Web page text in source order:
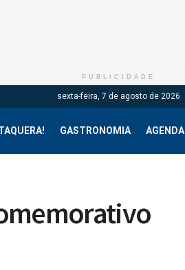
PUBLICIDADE
sexta-feira, 7 de agosto de 2026
GASTRONOMIA AGENDA